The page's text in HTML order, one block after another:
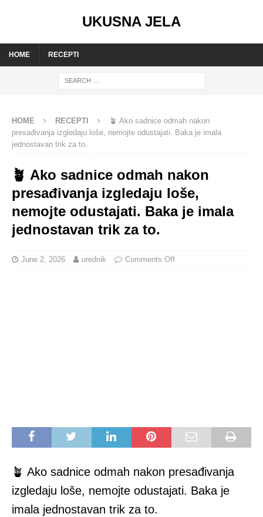
UKUSNA JELA
HOME RECEPTI
HOME RECEPTI
🪴 Ako sadnice odmah nakon
presađivanja izgledaju loše, nemojte odustajati. Baka je imala
jednostavan trik za to.
🪴 Ako sadnice odmah nakon
presađivanja izgledaju loše,
nemojte odustajati. Baka je imala
jednostavan trik za to.
June 2, 2026 urednik Comments Off
🪴 Ako sadnice odmah nakon presađivanja
izgledaju loše, nemojte odustajati. Baka je
imala jednostavan trik za to.